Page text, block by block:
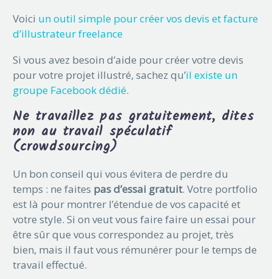
Voici un outil simple pour créer vos devis et facture
d’illustrateur freelance
Si vous avez besoin d’aide pour créer votre devis
pour votre projet illustré, sachez qu’il existe un
groupe Facebook dédié.
Ne travaillez pas gratuitement, dites
non au travail spéculatif
(crowdsourcing)
Un bon conseil qui vous évitera de perdre du
temps : ne faites pas d’essai gratuit. Votre portfolio
est là pour montrer l’étendue de vos capacité et
votre style. Si on veut vous faire faire un essai pour
être sûr que vous correspondez au projet, très
bien, mais il faut vous rémunérer pour le temps de
travail effectué.